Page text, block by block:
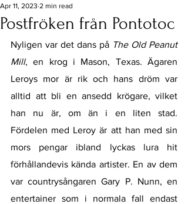
Postfröken från Pontotoc
Apr 11, 2023 2 min read
Nyligen var det dans på The Old Peanut
Mill, en krog i Mason, Texas. Ägaren
Leroys mor är rik och hans dröm var
alltid att bli en ansedd krögare, vilket
han nu är, om än i en liten stad.
Fördelen med Leroy är att han med sin
mors pengar ibland lyckas lura hit
förhållandevis kända artister. En av dem
var countrysångaren Gary P. Nunn, en
entertainer som i normala fall endast